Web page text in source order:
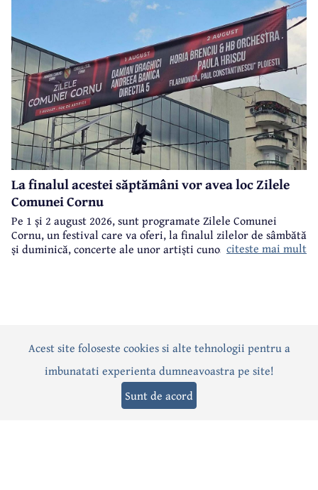
La finalul acestei săptămâni vor avea loc Zilele
Comunei Cornu
Pe 1 și 2 august 2026, sunt programate Zilele Comunei
Cornu, un festival care va oferi, la finalul zilelor de sâmbătă
și duminică, concerte ale unor artiști cunoscuți.citeste mai mult
ActualitatePoliticăSocialEvenimentInterviuri
Editorial Sport Anunțuri
Acest site foloseste cookies si alte tehnologii pentru a
imbunatati experienta dumneavoastra pe site!
Sunt de acord